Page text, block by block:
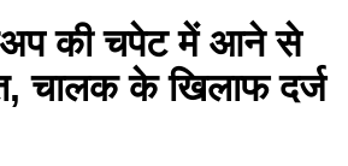
की चपेट में आने से
चालक के खिलाफ दर्ज